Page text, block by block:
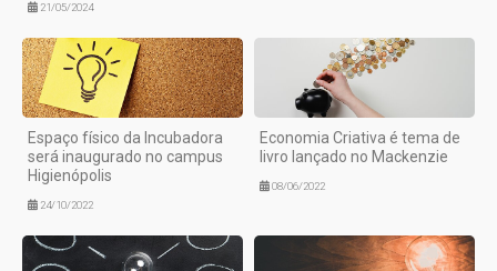
21/05/2024
Espaço físico da Incubadora
será inaugurado no campus
Higienópolis
24/10/2022
Economia Criativa é tema de
livro lançado no Mackenzie
08/06/2022